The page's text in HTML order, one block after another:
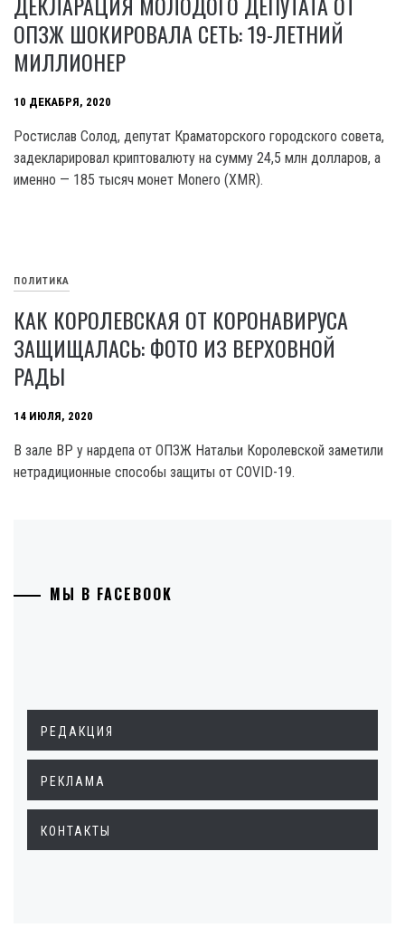
ОПЗЖ ШОКИРОВАЛА СЕТЬ: 19-ЛЕТНИЙ
МИЛЛИОНЕР
10 ДЕКАБРЯ, 2020
Ростислав Солод, депутат Краматорского городского совета,
задекларировал криптовалюту на сумму 24,5 млн долларов, а
именно — 185 тысяч монет Monero (XMR).
ПОЛИТИКА
КАК КОРОЛЕВСКАЯ ОТ КОРОНАВИРУСА
ЗАЩИЩАЛАСЬ: ФОТО ИЗ ВЕРХОВНОЙ
РАДЫ
14 ИЮЛЯ, 2020
В зале ВР у нардепа от ОПЗЖ Натальи Королевской заметили
нетрадиционные способы защиты от COVID-19.
МЫ В FACEBOOK
РЕДАКЦИЯ
РЕКЛАМА
КОНТАКТЫ